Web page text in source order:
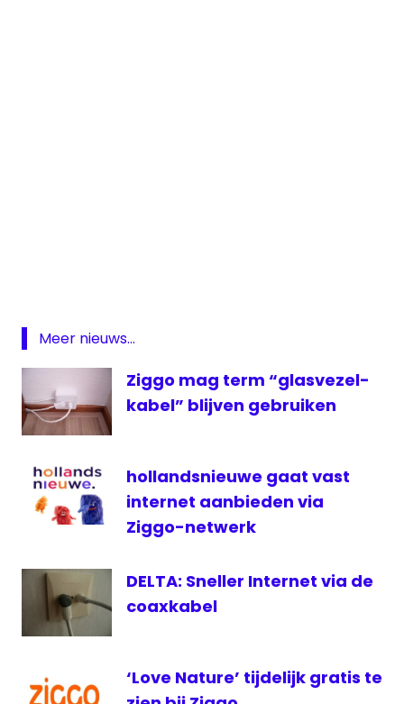
VodafoneZiggo
ziggo
Meer nieuws...
Ziggo mag term “glasvezel-
kabel” blijven gebruiken
hollandsnieuwe gaat vast
internet aanbieden via
Ziggo-netwerk
DELTA: Sneller Internet via de
coaxkabel
‘Love Nature’ tijdelijk gratis te